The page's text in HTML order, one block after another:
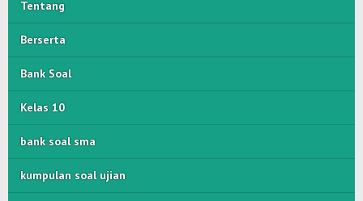
Tentang
Berserta
Bank Soal
Kelas 10
bank soal sma
kumpulan soal ujian